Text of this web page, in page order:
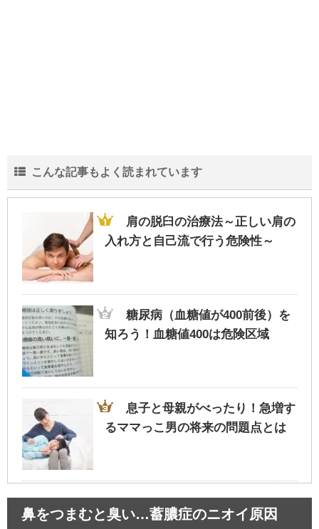
こんな記事もよく読まれています
肩の脱臼の治療法～正しい肩の
入れ方と自己流で行う危険性～
糖尿病（血糖値が400前後）を
知ろう！血糖値400は危険区域
息子と母親がべったり！急増す
るママっこ男の将来の問題点とは
腹筋の筋肉痛でくしゃみするだ
けでも痛い…原因とその対処法！
鼻をつまむと臭い…蓄膿症のニオイ原因